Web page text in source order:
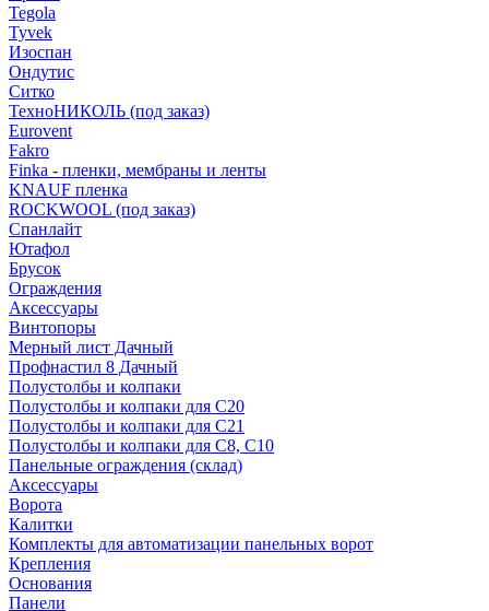
Tegola
Tyvek
Изоспан
Ондутис
Ситко
ТехноНИКОЛЬ (под заказ)
Eurovent
Fakro
Finka - пленки, мембраны и ленты
KNAUF пленка
ROCKWOOL (под заказ)
Спанлайт
Ютафол
Брусок
Ограждения
Аксессуары
Винтопоры
Мерный лист Дачный
Профнастил 8 Дачный
Полустолбы и колпаки
Полустолбы и колпаки для С20
Полустолбы и колпаки для С21
Полустолбы и колпаки для С8, С10
Панельные ограждения (склад)
Аксессуары
Ворота
Калитки
Комплекты для автоматизации панельных ворот
Крепления
Основания
Панели